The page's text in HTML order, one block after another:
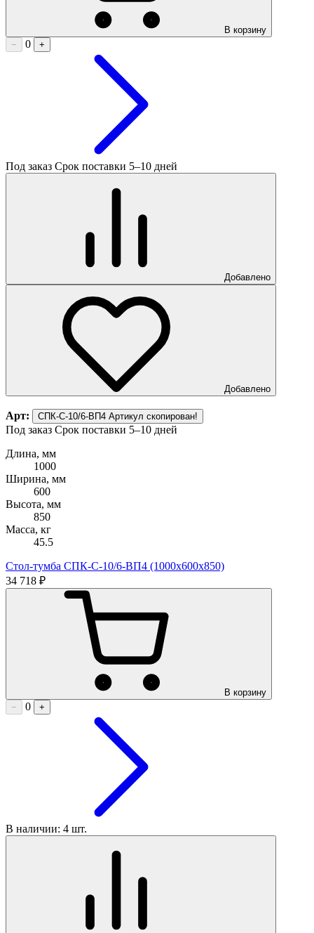
В корзину
−
0 +
Под заказ Срок поставки 5–10 дней
Добавлено
Добавлено
Арт: СПК-С-10/6-ВП4 Артикул скопирован!
Под заказ Срок поставки 5–10 дней
Длина, мм
1000
Ширина, мм
600
Высота, мм
850
Масса, кг
45.5
Стол-тумба СПК-С-10/6-ВП4 (1000х600х850)
34 718 ₽
В корзину
−
0 +
В наличии: 4 шт.